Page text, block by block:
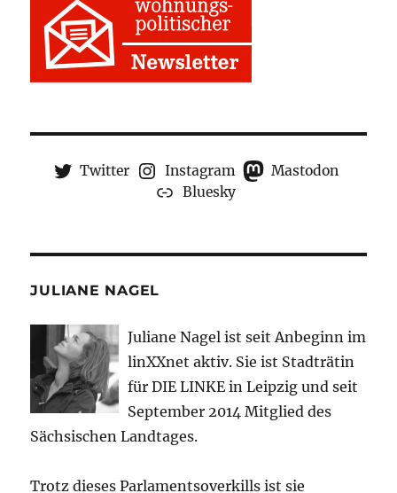
Twitter Instagram
Mastodon
Bluesky
JULIANE NAGEL
Juliane Nagel ist seit Anbeginn im
linXXnet aktiv. Sie ist Stadträtin
für DIE LINKE in Leipzig und seit
September 2014 Mitglied des
Sächsischen Landtages.
Trotz dieses Parlamentsoverkills ist sie